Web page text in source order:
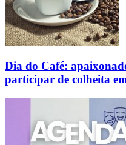
Dia do Café:
participar de colheita